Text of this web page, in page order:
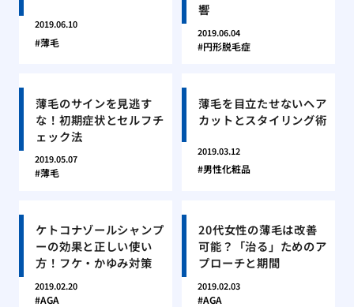
2019.06.10
薄毛
響
2019.06.04
円形脱毛症
薄毛のサインを見逃す
な！初期症状とセルフチ
ェック法
2019.05.07
薄毛
薄毛を目立たせないヘア
カットとスタイリング術
2019.03.12
男性化粧品
ケトコナゾールシャンプ
ーの効果と正しい使い
方！フケ・かゆみ対策
2019.02.20
AGA
20代女性の薄毛は改善
可能？「治る」ためのア
プローチと期間
2019.02.03
AGA